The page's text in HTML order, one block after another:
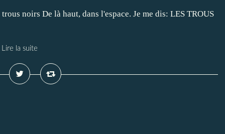
noirs De là haut, dans l'espace. Je me dis: LES TROUS
Lire la suite